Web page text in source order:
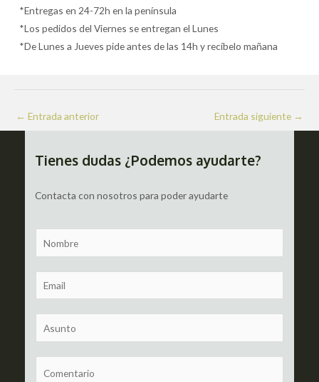
*Entregas en 24-72h en la península
*Los pedidos del Viernes se entregan el Lunes
*De Lunes a Jueves pide antes de las 14h y recíbelo mañana
Navegación
de
← Entrada anterior Entrada siguiente →
Tienes dudas ¿Podemos ayudarte?
Contacta con nosotros para poder ayudarte
a
m
m
a
u
b